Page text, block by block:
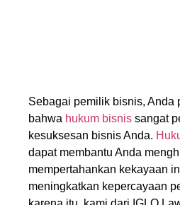
Sebagai pemilik bisnis, Anda
bahwa hukum bisnis sangat
kesuksesan bisnis Anda.
dapat membantu Anda
mempertahankan kekayaan
meningkatkan kepercayaan